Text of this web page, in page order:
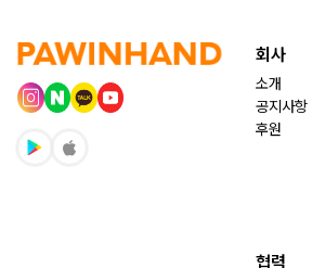
회사
소개
공지사항
후원
협력